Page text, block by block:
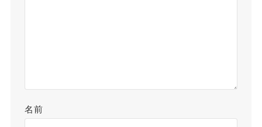
名前